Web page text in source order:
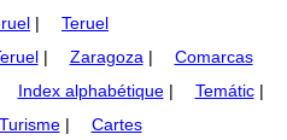
|
Teruel
| Zaragoza |
Comarcas
Index alphabétique| Temátic|
| Cartes